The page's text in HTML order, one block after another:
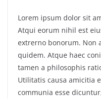
Lorem ipsum dolor sit
Atqui eorum nihil est
extrerno bonorum. Non
quidem. Atque haec
tamen a philosophis
Utilitatis causa amicitia
communia esse